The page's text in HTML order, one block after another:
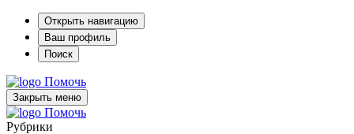
Открыть навигацию
Ваш профиль
Поиск
Помочь
Закрыть меню
Помочь
Рубрики